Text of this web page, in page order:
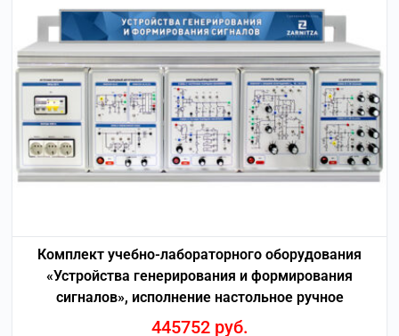
Комплект учебно-лабораторного оборудования
«Устройства генерирования и формирования
сигналов», исполнение настольное ручное
445752 руб.